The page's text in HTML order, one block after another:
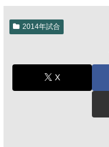
2014年試合
X